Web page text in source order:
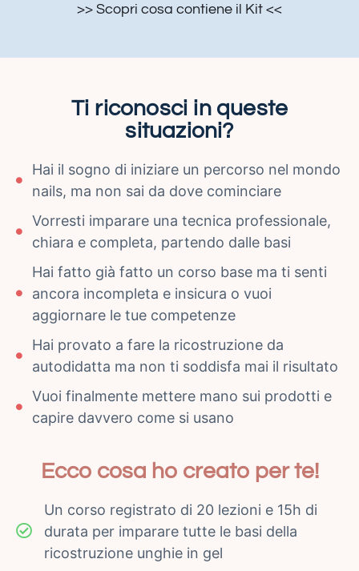
>> Scopri cosa contiene il Kit <<
Ti riconosci in queste
situazioni?
Hai il sogno di iniziare un percorso nel mondo
nails, ma non sai da dove cominciare
Vorresti imparare una tecnica professionale,
chiara e completa, partendo dalle basi
Hai fatto già fatto un corso base ma ti senti
ancora incompleta e insicura o vuoi
aggiornare le tue competenze
Hai provato a fare la ricostruzione da
autodidatta ma non ti soddisfa mai il risultato
Vuoi finalmente mettere mano sui prodotti e
capire davvero come si usano
Ecco cosa ho creato per te!
Un corso registrato di 20 lezioni e 15h di
durata per imparare tutte le basi della
ricostruzione unghie in gel